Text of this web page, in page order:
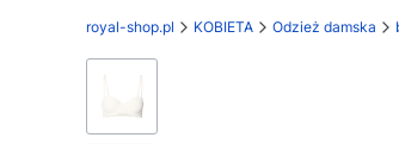
royal-shop.pl KOBIETA Odzież damska